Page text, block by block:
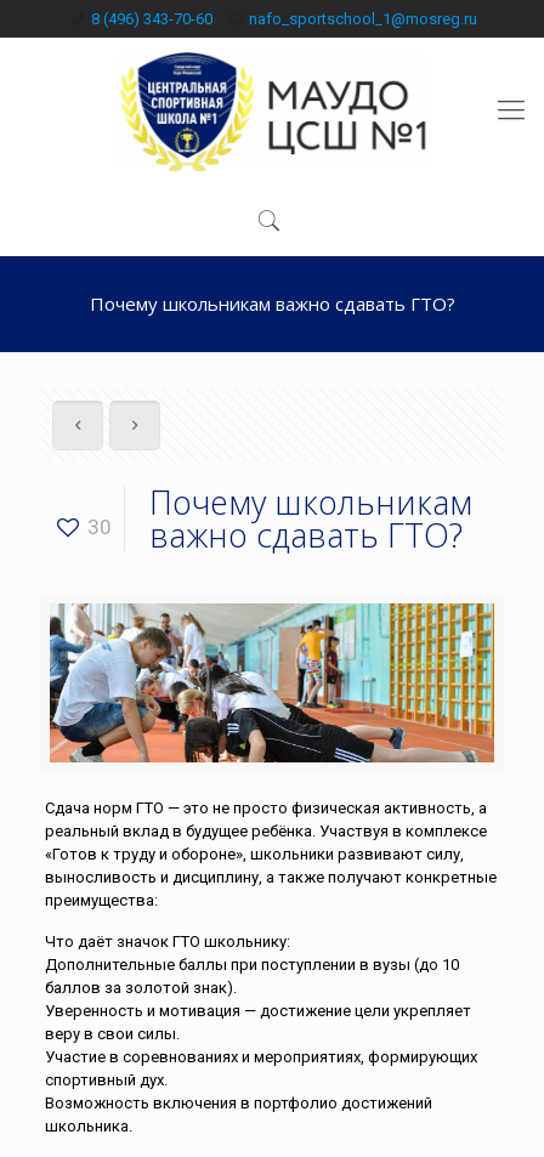
8 (496) 343-70-60 nafo_sportschool_1@mosreg.ru
Почему школьникам важно сдавать ГТО?
30
Почему школьникам
важно сдавать ГТО?
Сдача норм ГТО — это не просто физическая активность, а
реальный вклад в будущее ребёнка. Участвуя в комплексе
«Готов к труду и обороне», школьники развивают силу,
выносливость и дисциплину, а также получают конкретные
преимущества:
Что даёт значок ГТО школьнику:
Дополнительные баллы при поступлении в вузы (до 10
баллов за золотой знак).
Уверенность и мотивация — достижение цели укрепляет
веру в свои силы.
Участие в соревнованиях и мероприятиях, формирующих
спортивный дух.
Возможность включения в портфолио достижений
школьника.